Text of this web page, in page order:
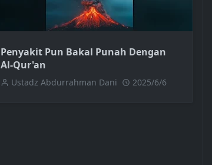
Penyakit Pun Bakal Punah Dengan
Al-Qur'an
Ustadz Abdurrahman Dani 2025/6/6